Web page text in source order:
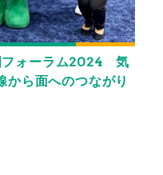
フォーラム2024 気
ら面へのつながり